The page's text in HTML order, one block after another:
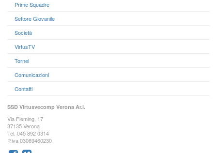
Prime Squadre
Settore Giovanile
Società
VirtusTV
Tornei
Comunicazioni
Contatti
SSD Virtusvecomp Verona Ar.l.
Via Fleming, 17
37135 Verona
Tel. 045 892 0314
P.iva 03069460230